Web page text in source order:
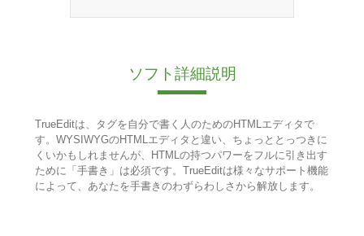
ソフト詳細説明
TrueEditは、タグを自分で書く人のためのHTMLエディタで
す。WYSIWYGのHTMLエディタと違い、ちょっととっつきに
くいかもしれませんが、HTMLの持つパワーをフルに引き出す
ために「手書き」は必須です。TrueEditは様々なサポート機能
によって、あなたを手書きのわずらわしさから解放します。